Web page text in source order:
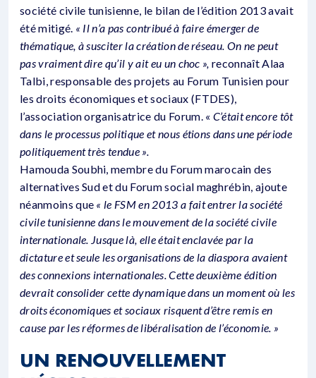
société civile tunisienne, le bilan de l’édition 2013 avait
été mitigé. « Il n’a pas contribué à faire émerger de
thématique, à susciter la création de réseau. On ne peut
pas vraiment dire qu’il y ait eu un choc »,reconnaît Alaa
Talbi, responsable des projets au Forum Tunisien pour
les droits économiques et sociaux (FTDES),
l’association organisatrice du Forum. « C’était encore tôt
dans le processus politique et nous étions dans une période
politiquement très tendue ».
Hamouda Soubhi, membre du Forum marocain des
alternatives Sud et du Forum social maghrébin, ajoute
néanmoins que « le FSM en 2013 a fait entrer la société
civile tunisienne dans le mouvement de la société civile
internationale. Jusque là, elle était enclavée par la
dictature et seule les organisations de la diaspora avaient
des connexions internationales. Cette deuxième édition
devrait consolider cette dynamique dans un moment où les
droits économiques et sociaux risquent d’être remis en
cause par les réformes de libéralisation de l’économie. »
UN RENOUVELLEMENT